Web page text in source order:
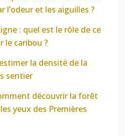
l’odeur et les aiguilles ?
: quel est le rôle de ce
le caribou ?
la densité de la
sentier
découvrir la forêt
yeux des Premières